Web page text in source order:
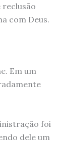
reclusão
com Deus.
Em um
foi
dele um